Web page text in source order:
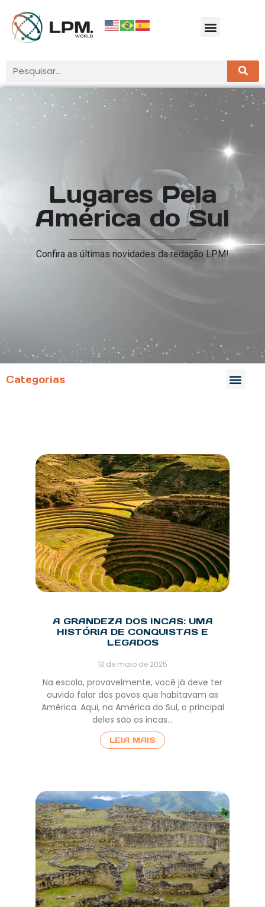
Lugares Pela
América do Sul
Confira as últimas novidades da redação LPM!
Categorias
A GRANDEZA DOS INCAS: UMA
HISTÓRIA DE CONQUISTAS E
LEGADOS
13 de maio de 2025
Na escola, provavelmente, você já deve ter
ouvido falar dos povos que habitavam as
América. Aqui, na América do Sul, o principal
deles são os incas…
LEIA MAIS